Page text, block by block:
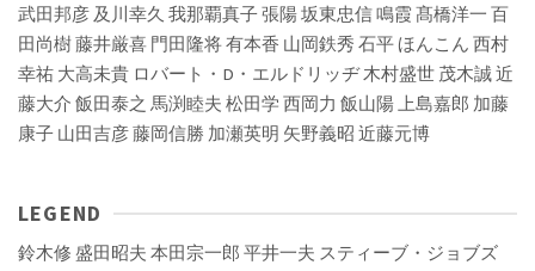
武田邦彦 及川幸久 我那覇真子張陽坂東忠信鳴霞 髙橋洋一 百
田尚樹藤井厳喜 門田隆将有本香 山岡鉄秀 石平 ほんこん 西村
幸祐 大高未貴 ロバート・D・エルドリッヂ木村盛世 茂木誠近
藤大介 飯田泰之 馬渕睦夫 松田学 西岡力 飯山陽上島嘉郎 加藤
康子 山田吉彦藤岡信勝 加瀬英明 矢野義昭 近藤元博
LEGEND
鈴木修 盛田昭夫 本田宗一郎 平井一夫 スティーブ・ジョブズ